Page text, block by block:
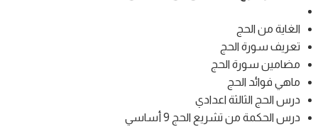
الغاية من الحج
تعريف سورة الحج
مضامين سورة الحج
ماهي فوائد الحج
درس الحج الثالثة اعدادي
درس الحكمة من تشريع الحج 9 أساسي